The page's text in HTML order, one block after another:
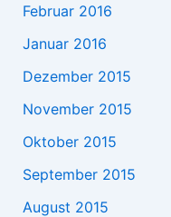
Februar 2016
Januar 2016
Dezember 2015
November 2015
Oktober 2015
September 2015
August 2015